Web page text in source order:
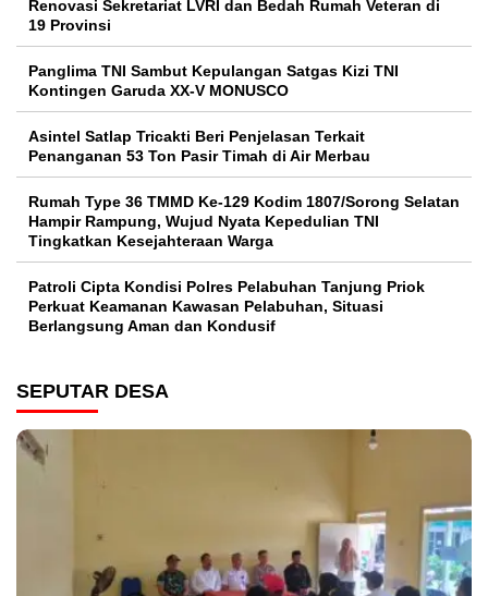
Renovasi Sekretariat LVRI dan Bedah Rumah Veteran di
19 Provinsi
Panglima TNI Sambut Kepulangan Satgas Kizi TNI
Kontingen Garuda XX-V MONUSCO
Asintel Satlap Tricakti Beri Penjelasan Terkait
Penanganan 53 Ton Pasir Timah di Air Merbau
Rumah Type 36 TMMD Ke-129 Kodim 1807/Sorong Selatan
Hampir Rampung, Wujud Nyata Kepedulian TNI
Tingkatkan Kesejahteraan Warga
Patroli Cipta Kondisi Polres Pelabuhan Tanjung Priok
Perkuat Keamanan Kawasan Pelabuhan, Situasi
Berlangsung Aman dan Kondusif
SEPUTAR DESA